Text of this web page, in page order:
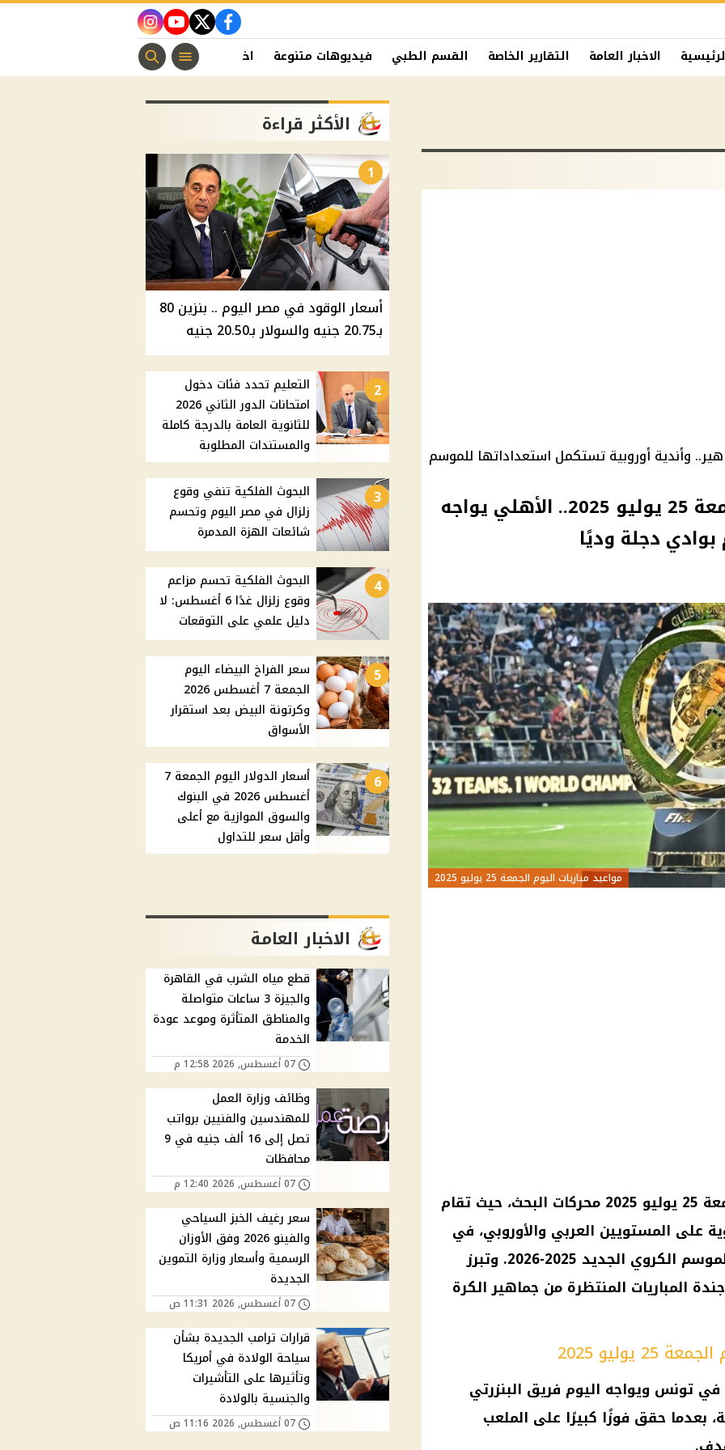
facebook
twitter
youtube
instagram
الاخبار العامة التقارير الخاصة القسم الطبي فيديوهات متنوعة اخبار الفن منوعات مسيحية
وأندية أوروبية تستكمل استعداداتها للموسم
مواعيد مباريات اليوم الجمعة 25 يوليو 2025.. الأهلي يواجه
دجلة وديًا
مواعيد مباريات اليوم الجمعة 25 يوليو 2025
تتصدر مواعيد مباريات اليوم الجمعة 25 يوليو 2025 محركات البحث، حيث تقام
على المستويين العربي والأوروبي، في
إطار استعدادات الأندية لبداية الموسم الكروي الجديد 2025-2026. وتبرز
المباريات المنتظرة من جماهير الكرة
2025
تونس ويواجه اليوم فريق البنزرتي
بعدما حقق فوزًا كبيرًا على الملعب
الأكثر قراءة
1
أسعار الوقود في مصر اليوم .. بنزين 80
بـ20.75 جنيه والسولار بـ20.50 جنيه
2
التعليم تحدد فئات دخول
امتحانات الدور الثاني 2026
للثانوية العامة بالدرجة كاملة
والمستندات المطلوبة
3
البحوث الفلكية تنفي وقوع
زلزال في مصر اليوم وتحسم
شائعات الهزة المدمرة
4
البحوث الفلكية تحسم مزاعم
وقوع زلزال غدًا 6 أغسطس: لا
دليل علمي على التوقعات
5
سعر الفراخ البيضاء اليوم
الجمعة 7 أغسطس 2026
وكرتونة البيض بعد استقرار
الأسواق
6
أسعار الدولار اليوم الجمعة 7
أغسطس 2026 في البنوك
والسوق الموازية مع أعلى
وأقل سعر للتداول
الاخبار العامة
قطع مياه الشرب في القاهرة
والجيزة 3 ساعات متواصلة
والمناطق المتأثرة وموعد عودة
الخدمة
07 أغسطس, 2026 12:58 م
وظائف وزارة العمل
للمهندسين والفنيين برواتب
تصل إلى 16 ألف جنيه في 9
محافظات
07 أغسطس, 2026 12:40 م
سعر رغيف الخبز السياحي
والفينو 2026 وفق الأوزان
الرسمية وأسعار وزارة التموين
الجديدة
07 أغسطس, 2026 11:31 ص
قرارات ترامب الجديدة بشأن
سياحة الولادة في أمريكا
وتأثيرها على التأشيرات
والجنسية بالولادة
07 أغسطس, 2026 11:16 ص